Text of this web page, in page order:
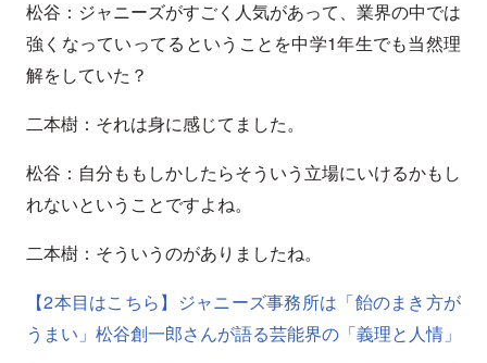
松谷：ジャニーズがすごく人気があって、業界の中では
強くなっていってるということを中学1年生でも当然理
解をしていた？
二本樹：それは身に感じてました。
松谷：自分ももしかしたらそういう立場にいけるかもし
れないということですよね。
二本樹：そういうのがありましたね。
【2本目はこちら】ジャニーズ事務所は「飴のまき方が
うまい」松谷創一郎さんが語る芸能界の「義理と人情」